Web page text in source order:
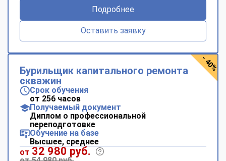
Подробнее
Оставить заявку
Бурильщик капитального ремонта
скважин
Срок обучения
от 256 часов
Получаемый документ
Диплом о профессиональной
переподготовке
Обучение на базе
Высшее, среднее
от 32 980 руб.
- 40%